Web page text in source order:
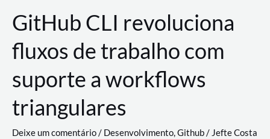
GitHub CLI revoluciona
fluxos de trabalho com
suporte a workflows
triangulares
Deixe um comentário/ Desenvolvimento,Github/ Jefte Costa